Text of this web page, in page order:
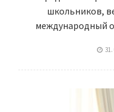
школьников,
международный
31.